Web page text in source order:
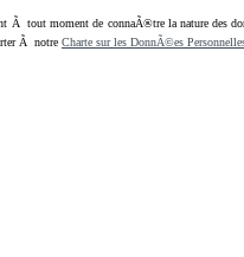
moment de connaÃ®tre la nature des
Ã notre Charte sur les DonnÃ©es